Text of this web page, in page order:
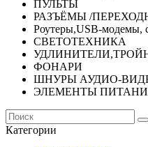
ПУЛЬТЫ
РАЗЪЁМЫ /
Роутеры,USB-модемы,
СВЕТОТЕХНИКА
ФОНАРИ
ШНУРЫ АУДИО-
ЭЛЕМЕНТЫ
Категории